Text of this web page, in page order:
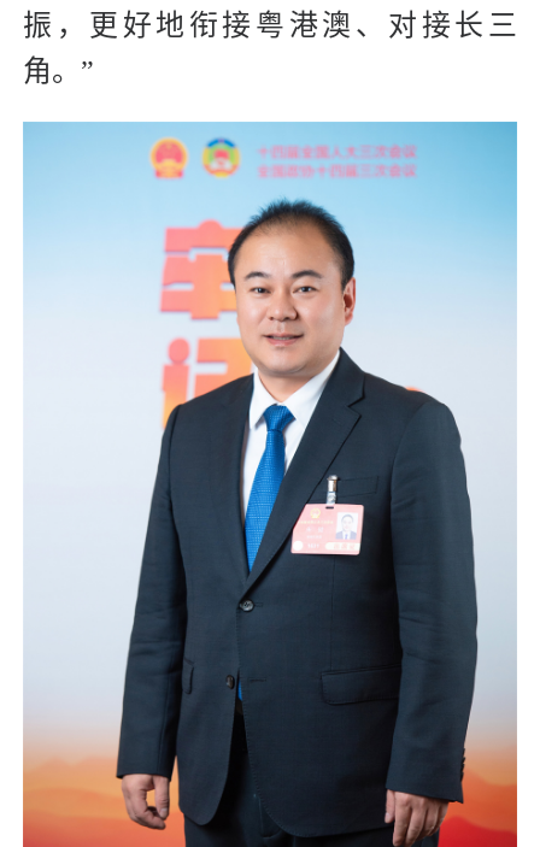
振，更好地衔接粤港澳、对接长三
角。”